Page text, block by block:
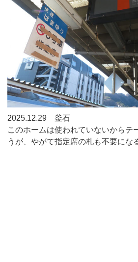
2025.12.29 釜石
このホームは使われていないからテ
うが、やがて指定席の札も不要にな